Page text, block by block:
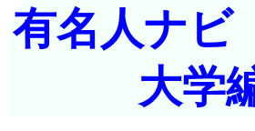
有名人ナ
大学